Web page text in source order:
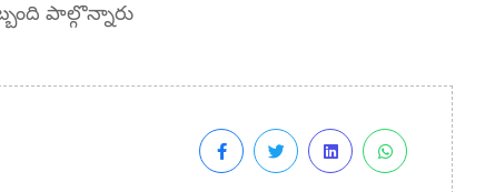
పాల్గొన్నారు